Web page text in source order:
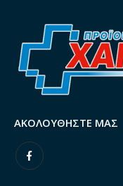
ΑΚΟΛΟΥΘΉΣΤΕ ΜΑΣ